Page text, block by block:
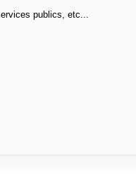
publics, etc...